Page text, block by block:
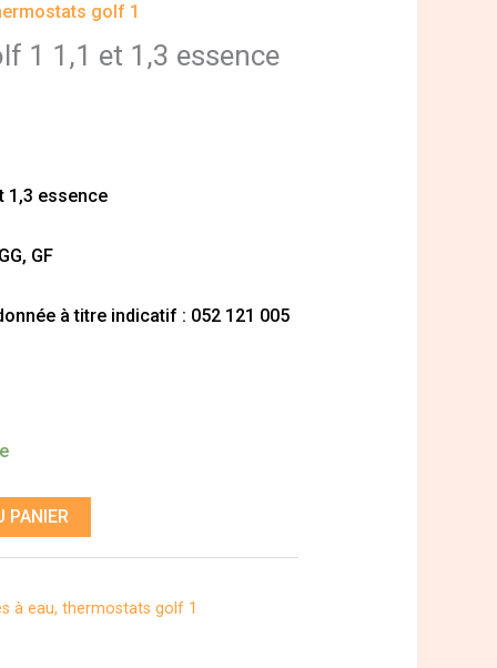
golf 1
1 1,1 et 1,3 essence
1,3 essence
GF
à titre indicatif : 052 121 005
PANIER
à eau, thermostats golf 1